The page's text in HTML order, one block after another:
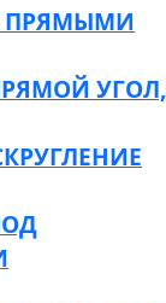
ПРЯМЫМИ
УГОЛ,